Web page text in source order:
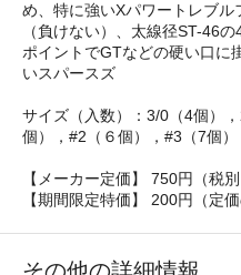
め、特に強いXパワートレブ
（負けない）、太線径ST-46
ポイントでGTなどの硬い口に
いスパースズ
サイズ（入数）：3/0（4個）
個），#2（６個），#3（7個）
【メーカー定価】 750円（税別
【期間限定特価】 200円（定